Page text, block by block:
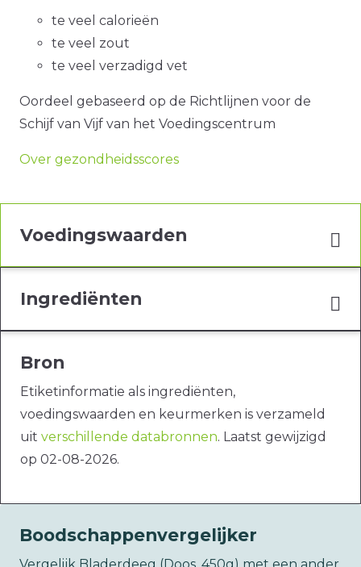
te veel calorieën
te veel zout
te veel verzadigd vet
Oordeel gebaseerd op de Richtlijnen voor de
Schijf van Vijf van het Voedingscentrum
Over gezondheidsscores
Voedingswaarden
Ingrediënten
Bron
Etiketinformatie als ingrediënten,
voedingswaarden en keurmerken is verzameld
uit verschillende databronnen. Laatst gewijzigd
op 02-08-2026.
Boodschappenvergelijker